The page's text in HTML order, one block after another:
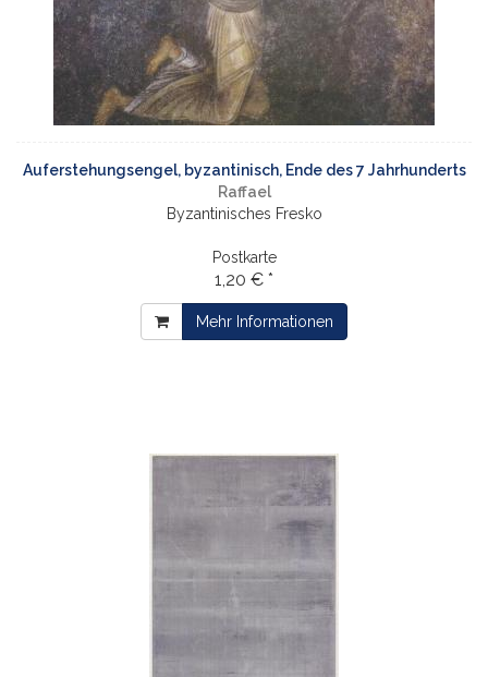
Auferstehungsengel, byzantinisch, Ende des 7 Jahrhunderts
Raffael
Byzantinisches Fresko
Postkarte
1,20 € *
Mehr Informationen